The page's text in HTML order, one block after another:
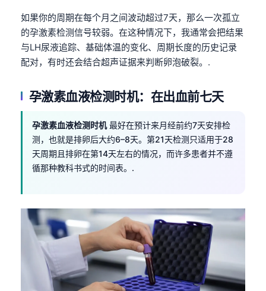
如果你的周期在每个月之间波动超过7天，那么一次孤立
的孕激素检测信号较弱。在这种情况下，我通常会把结果
与LH尿液追踪、基础体温的变化、周期长度的历史记录
配对，有时还会结合超声证据来判断卵泡破裂。.
孕激素血液检测时机：在出血前七天
孕激素血液检测时机最好在预计来月经前约7天安排检
测，也就是排卵后大约6–8天。第21天检测只适用于28
天周期且排卵在第14天左右的情况，而许多患者并不遵
循那种教科书式的时间表。.